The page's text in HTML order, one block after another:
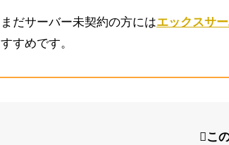
まだサーバー未契約の方にはエックスサ
すすめです。
こ